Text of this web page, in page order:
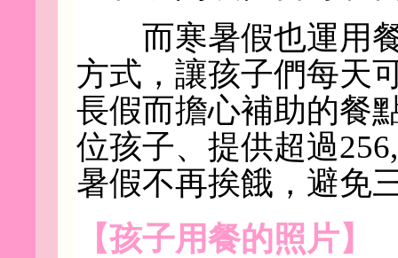
而寒暑假也運用餐
方式，讓孩子們每天
長假而擔心補助的餐
位孩子、提供超過
暑假不再挨餓，避免
【孩子用餐的照片】